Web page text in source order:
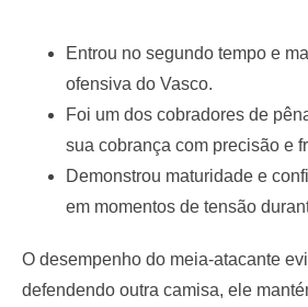
Entrou no segundo tempo e
ofensiva do Vasco.
Foi um dos cobradores de
sua cobrança com precisão e
Demonstrou maturidade e
em momentos de tensão
O desempenho do meia-atacante
defendendo outra camisa, ele